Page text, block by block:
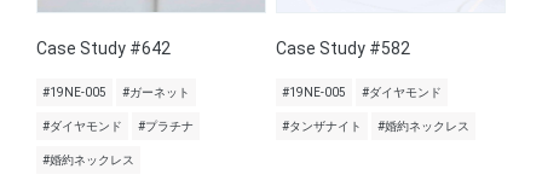
Case Study #642
#19NE-005 #ガーネット
#ダイヤモンド #プラチナ
#婚約ネックレス
Case Study #582
#19NE-005 #ダイヤモンド
#タンザナイト #婚約ネックレス